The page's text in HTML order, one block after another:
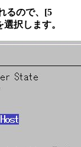
るので、[5
択します。